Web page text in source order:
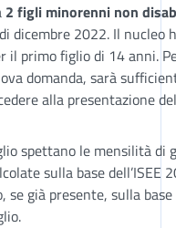
2 figli minorenni non
dicembre 2022. Il nucleo
il primo figlio di 14 anni.
domanda, sarà
alla presentazione
spettano le mensilità di
sulla base dell’ISEE
se già presente, sulla base